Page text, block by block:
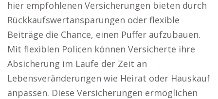
hier empfohlenen Versicherungen bieten durch
Rückkaufswertansparungen oder flexible
Beiträge die Chance, einen Puffer aufzubauen.
Mit flexiblen Policen können Versicherte ihre
Absicherung im Laufe der Zeit an
Lebensveränderungen wie Heirat oder Hauskauf
anpassen. Diese Versicherungen ermöglichen